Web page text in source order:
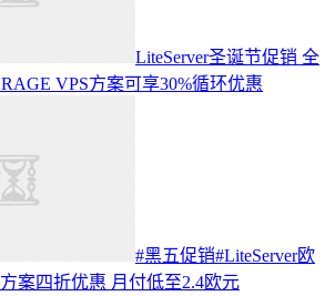
LiteServer圣诞节促销 全
VPS方案可享30%循环优惠
#黑五促销#LiteServer欧
案四折优惠 月付低至2.4欧元